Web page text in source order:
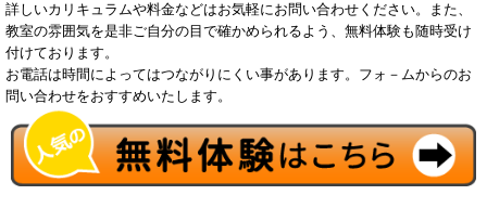
詳しいカリキュラムや料金などはお気軽にお問い合わせください。また、
教室の雰囲気を是非ご自分の目で確かめられるよう、無料体験も随時受け
付けております。
お電話は時間によってはつながりにくい事があります。フォ－ムからのお
問い合わせをおすすめいたします。